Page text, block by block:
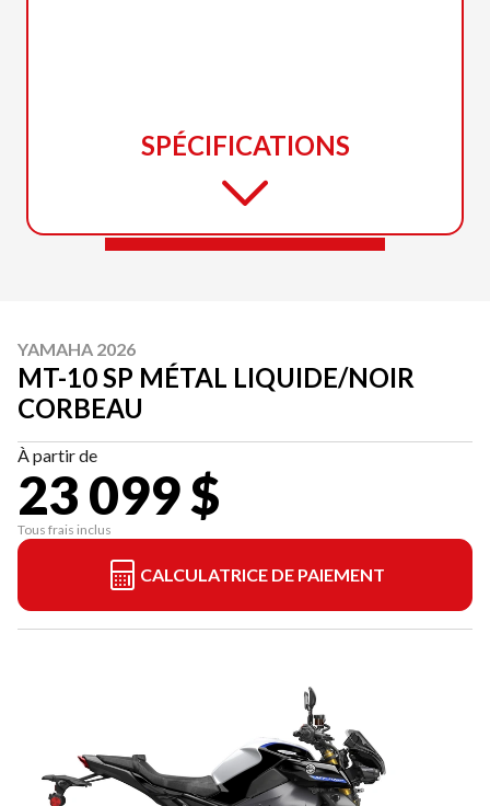
SPÉCIFICATIONS
YAMAHA 2026
MT-10 SP MÉTAL LIQUIDE/NOIR
CORBEAU
À partir de
23 099 $
Tous frais inclus
CALCULATRICE DE PAIEMENT